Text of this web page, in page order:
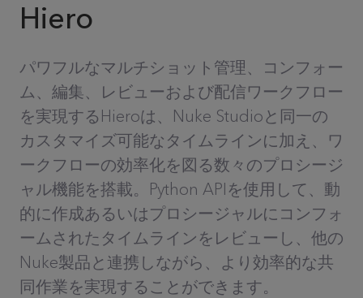
Hiero
パワフルなマルチショット管理、コンフォー
ム、編集、レビューおよび配信ワークフロー
を実現するHieroは、Nuke Studioと同一の
カスタマイズ可能なタイムラインに加え、ワ
ークフローの効率化を図る数々のプロシージ
ャル機能を搭載。Python APIを使用して、動
的に作成あるいはプロシージャルにコンフォ
ームされたタイムラインをレビューし、他の
Nuke製品と連携しながら、より効率的な共
同作業を実現することができます。